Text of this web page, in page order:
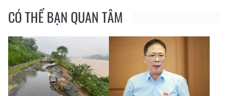
CÓ THỂ BẠN QUAN TÂM